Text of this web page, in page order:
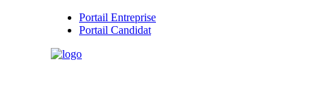
Portail Entreprise
Portail Candidat